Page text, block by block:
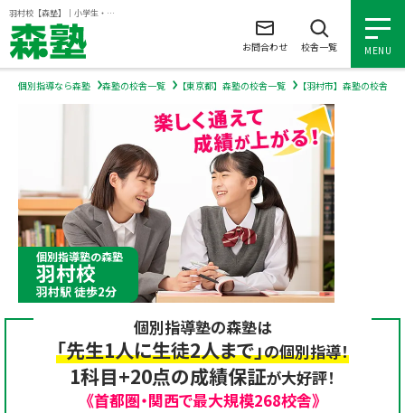
羽村校【森塾】｜小学生・中学生・高校生の個別指導塾・学習塾
MENU
小学生の個別指導
中学生の個別指導
高校生の個別指導
森塾を知る
森塾を知る トップ
森塾の想い
入塾について
入塾について トップ
よくあるご質問
お問合わせ 校舎一覧
個別指導なら森塾 森塾の校舎一覧 【東京都】森塾の校舎一覧 【羽村市】森塾の校舎一覧
個別指導塾の森塾
羽村校
羽村駅 徒歩2分
個別指導塾の森塾は
「先生1人に生徒2人まで」の個別指導！
1科目+20点の成績保証が大好評！
《首都圏・関西で最大規模268校舎》